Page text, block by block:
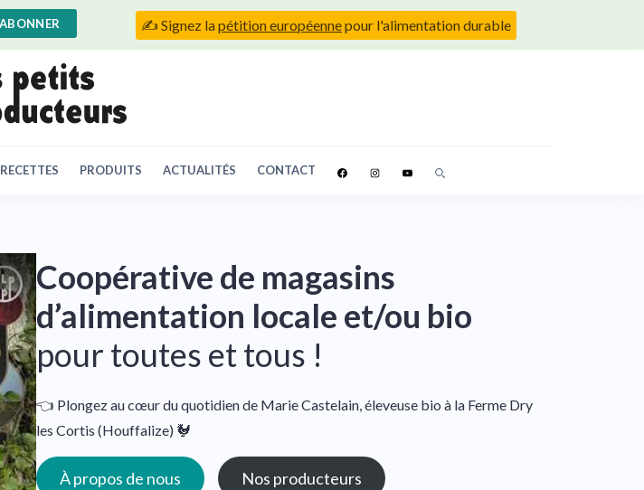
✍️ Signez lapétition européennepour l'alimentation durable
RECETTES PRODUITS ACTUALITÉS CONTACT
Coopérative de magasins
d’alimentation locale et/ou bio
pour toutes et tous !
👈 Plongez au cœur du quotidien de Marie Castelain, éleveuse bio à la Ferme Dry
les Cortis (Houffalize) 🐓
À propos de nous Nos producteurs